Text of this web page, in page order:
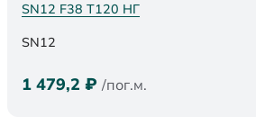
SN12 F38 Т120 НГ
SN12
1 479,2 ₽ /пог.м.